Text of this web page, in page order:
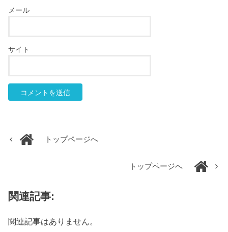
メール
サイト
トップページへ
トップページへ
関連記事:
関連記事はありません。